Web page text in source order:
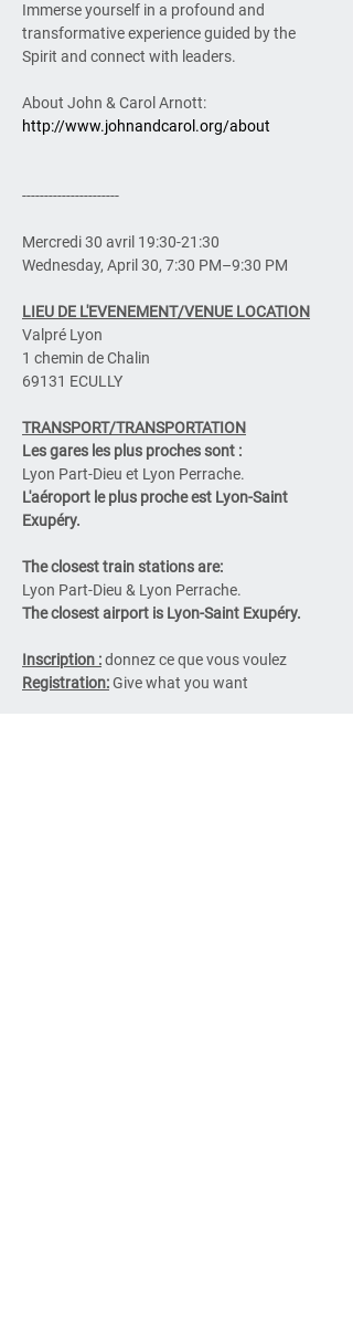
Immerse yourself in a profound and
transformative experience guided by the
Spirit and connect with leaders.
About John & Carol Arnott:
http://www.johnandcarol.org/about
----------------------
Mercredi 30 avril 19:30-21:30
Wednesday, April 30, 7:30 PM–9:30 PM
LIEU DE L'EVENEMENT/VENUE LOCATION
Valpré Lyon
1 chemin de Chalin
69131 ECULLY
TRANSPORT/TRANSPORTATION
Les gares les plus proches sont :
Lyon Part-Dieu et Lyon Perrache.
L'aéroport le plus proche est Lyon-Saint
Exupéry.
The closest train stations are:
Lyon Part-Dieu & Lyon Perrache.
The closest airport is Lyon-Saint Exupéry.
Inscription : donnez ce que vous voulez
Registration: Give what you want